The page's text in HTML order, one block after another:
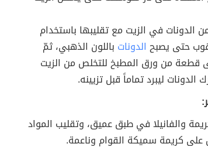
الدونات في الزيت مع تقليبها باستخدام
حتى يصبح الدونات باللون الذهبي، ثمّ
قطعة من ورق المطبخ للتخلص من الزيت
الدونات ليبرد تماماً قبل تزيينه.
والفانيلا في طبق عميق، وتقليب المواد
على كريمة سميكة القوام وناعمة.